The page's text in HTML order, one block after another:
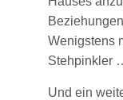
Wenigstens
Stehpinkler
Und ein